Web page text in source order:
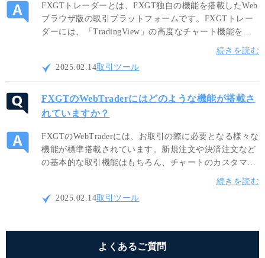
FXGTトレーダーとは、FXGT独自の機能を搭載したWeb
ブラウザ版の取引プラットフォームです。FXGTトレー
ダーには、「TradingView」の高度なチャート機能を導
入しているため、MT4/MT5版WebTraderに搭載されてい
ないインジケーターや各種ツールをご利用頂けます。
続きを読む
2025.02.14取引ツール
FXGTのWebTraderにはどのような機能が搭載さ
れていますか？
FXGTのWebTraderには、お取引の際に必要となる様々な
機能が標準搭載されています。新規注文や決済注文など
の基本的な取引機能はもちろん、チャートのカスタマイ
ズ機能やテクニカルインジケーターによるチャート分析
機能も搭載しているため、WebTrader上で分析から注文
決済までの作業が完結します。
続きを読む
2025.02.14取引ツール
よくあるご質問